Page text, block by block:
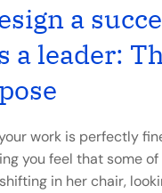
a
a leader:
work is perfectly
you feel that some
in her chair,